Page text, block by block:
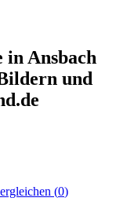
in Ansbach
und
(0)